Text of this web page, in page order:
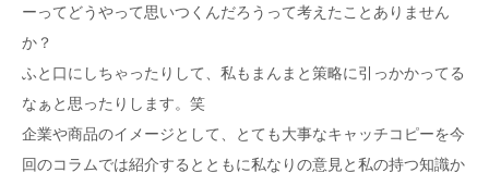
ーってどうやって思いつくんだろうって考えたことありません
か？
ふと口にしちゃったりして、私もまんまと策略に引っかかってる
なぁと思ったりします。笑
企業や商品のイメージとして、とても大事なキャッチコピーを今
回のコラムでは紹介するとともに私なりの意見と私の持つ知識か